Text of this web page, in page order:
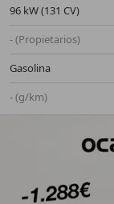
96 kW (131 CV)
- (Propietarios)
Gasolina
- (g/km)